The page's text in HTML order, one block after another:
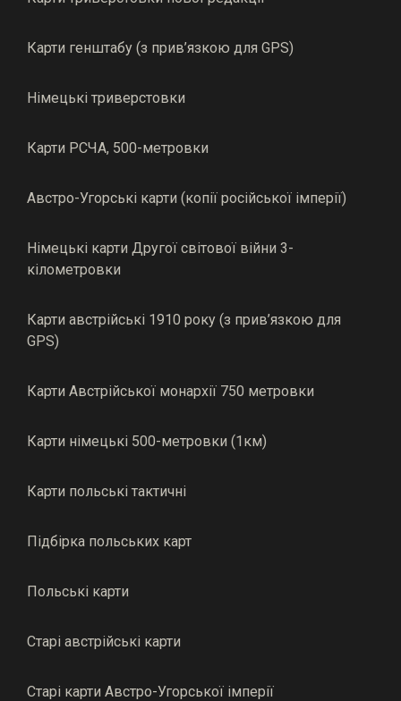
Карти генштабу (з прив’язкою для GPS)
Німецькі триверстовки
Карти РСЧА, 500-метровки
Австро-Угорські карти (копії російської імперії)
Німецькі карти Другої світової війни 3-
кілометровки
Карти австрійські 1910 року (з прив’язкою для
GPS)
Карти Австрійської монархії 750 метровки
Карти німецькі 500-метровки (1км)
Карти польські тактичні
Підбірка польських карт
Польські карти
Старі австрійські карти
Старі карти Австро-Угорської імперії